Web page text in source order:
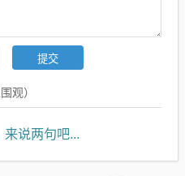
观）
说两句吧...